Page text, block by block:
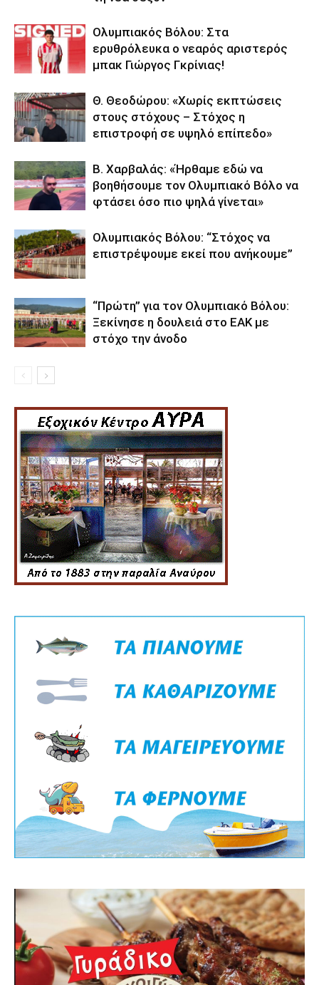
Ολυμπιακός Βόλου: Στα
ερυθρόλευκα ο νεαρός αριστερός
μπακ Γιώργος Γκρίνιας!
Θ. Θεοδώρου: «Χωρίς εκπτώσεις
στους στόχους – Στόχος η
επιστροφή σε υψηλό επίπεδο»
Β. Χαρβαλάς: «Ήρθαμε εδώ να
βοηθήσουμε τον Ολυμπιακό Βόλο να
φτάσει όσο πιο ψηλά γίνεται»
Ολυμπιακός Βόλου: “Στόχος να
επιστρέψουμε εκεί που ανήκουμε”
“Πρώτη” για τον Ολυμπιακό Βόλου:
Ξεκίνησε η δουλειά στο ΕΑΚ με
στόχο την άνοδο